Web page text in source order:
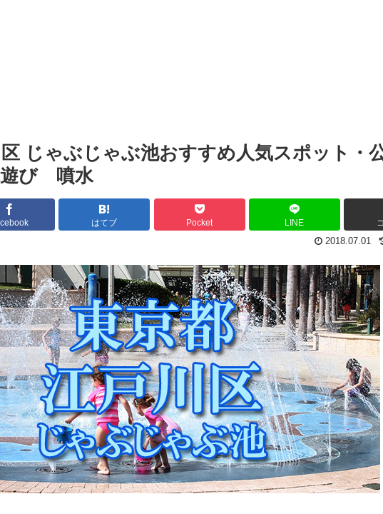
じゃぶじゃぶ池おすすめ人気スポット・
び 噴水
はてブ Pocket LINE
2018.07.01